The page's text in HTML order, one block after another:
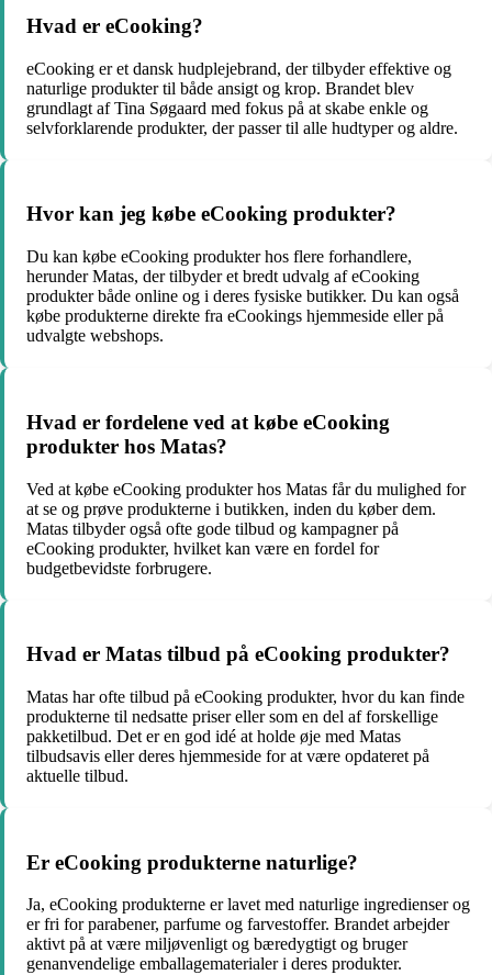
Hvad er eCooking?
eCooking er et dansk hudplejebrand, der tilbyder effektive og
naturlige produkter til både ansigt og krop. Brandet blev
grundlagt af Tina Søgaard med fokus på at skabe enkle og
selvforklarende produkter, der passer til alle hudtyper og aldre.
Hvor kan jeg købe eCooking produkter?
Du kan købe eCooking produkter hos flere forhandlere,
herunder Matas, der tilbyder et bredt udvalg af eCooking
produkter både online og i deres fysiske butikker. Du kan også
købe produkterne direkte fra eCookings hjemmeside eller på
udvalgte webshops.
Hvad er fordelene ved at købe eCooking
produkter hos Matas?
Ved at købe eCooking produkter hos Matas får du mulighed for
at se og prøve produkterne i butikken, inden du køber dem.
Matas tilbyder også ofte gode tilbud og kampagner på
eCooking produkter, hvilket kan være en fordel for
budgetbevidste forbrugere.
Hvad er Matas tilbud på eCooking produkter?
Matas har ofte tilbud på eCooking produkter, hvor du kan finde
produkterne til nedsatte priser eller som en del af forskellige
pakketilbud. Det er en god idé at holde øje med Matas
tilbudsavis eller deres hjemmeside for at være opdateret på
aktuelle tilbud.
Er eCooking produkterne naturlige?
Ja, eCooking produkterne er lavet med naturlige ingredienser og
er fri for parabener, parfume og farvestoffer. Brandet arbejder
aktivt på at være miljøvenligt og bæredygtigt og bruger
genanvendelige emballagematerialer i deres produkter.